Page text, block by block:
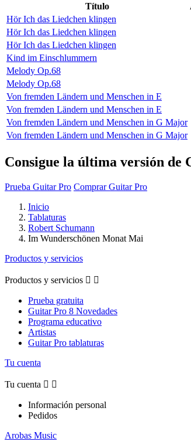
Título
Hör Ich das Liedchen klingen
Hör Ich das Liedchen klingen
Hör Ich das Liedchen klingen
Kind im Einschlummern
Melody Op.68
Melody Op.68
Von fremden Ländern und Menschen in E
Von fremden Ländern und Menschen in E
Von fremden Ländern und Menschen in G Major
Von fremden Ländern und Menschen in G Major
Consigue la última versión de
Prueba Guitar Pro Comprar Guitar Pro
Inicio
Tablaturas
Robert Schumann
Im Wunderschönen Monat Mai
Productos y servicios
Productos y servicios  
Prueba gratuita
Guitar Pro 8 Novedades
Programa educativo
Artistas
Guitar Pro tablaturas
Tu cuenta
Tu cuenta  
Información personal
Pedidos
Arobas Music